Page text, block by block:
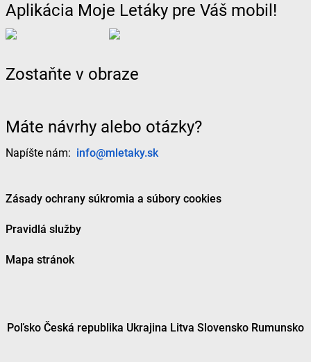
Aplikácia Moje Letáky pre Váš mobil!
Zostaňte v obraze
Máte návrhy alebo otázky?
Napíšte nám: info@mletaky.sk
Zásady ochrany súkromia a súbory cookies
Pravidlá služby
Mapa stránok
Poľsko Česká republika Ukrajina Litva Slovensko Rumunsko